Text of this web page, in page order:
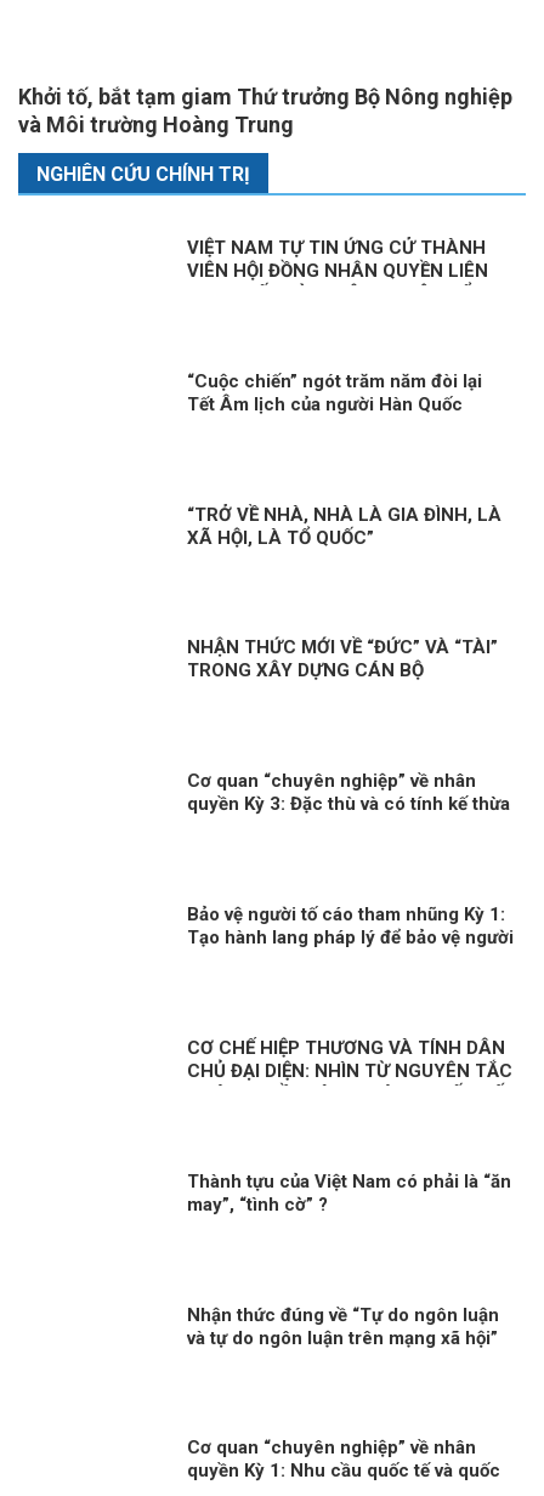
Khởi tố, bắt tạm giam Thứ trưởng Bộ Nông nghiệp
và Môi trường Hoàng Trung
NGHIÊN CỨU CHÍNH TRỊ
VIỆT NAM TỰ TIN ỨNG CỬ THÀNH
VIÊN HỘI ĐỒNG NHÂN QUYỀN LIÊN
“Cuộc chiến” ngót trăm năm đòi lại
Tết Âm lịch của người Hàn Quốc
“TRỞ VỀ NHÀ, NHÀ LÀ GIA ĐÌNH, LÀ
XÃ HỘI, LÀ TỔ QUỐC”
NHẬN THỨC MỚI VỀ “ĐỨC” VÀ “TÀI”
TRONG XÂY DỰNG CÁN BỘ
Cơ quan “chuyên nghiệp” về nhân
quyền Kỳ 3: Đặc thù và có tính kế thừa
Bảo vệ người tố cáo tham nhũng Kỳ 1:
Tạo hành lang pháp lý để bảo vệ người
CƠ CHẾ HIỆP THƯƠNG VÀ TÍNH DÂN
CHỦ ĐẠI DIỆN: NHÌN TỪ NGUYÊN TẮC
Thành tựu của Việt Nam có phải là “ăn
may”, “tình cờ” ?
Nhận thức đúng về “Tự do ngôn luận
và tự do ngôn luận trên mạng xã hội”
Cơ quan “chuyên nghiệp” về nhân
quyền Kỳ 1: Nhu cầu quốc tế và quốc